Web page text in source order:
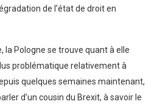
de l’état de droit en
la Pologne se trouve quant à elle
problématique relativement à
quelques semaines maintenant,
d’un cousin du Brexit, à savoir le